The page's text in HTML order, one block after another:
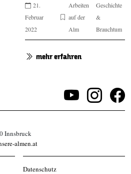
21.
Februar
2022
Arbeiten
auf der
Alm
Geschichte
&
Brauchtum
mehr erfahren
Innsbruck
almen.at
Datenschutz